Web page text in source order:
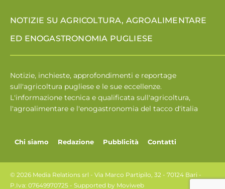
NOTIZIE SU AGRICOLTURA, AGROALIMENTARE
ED ENOGASTRONOMIA PUGLIESE
Notizie, inchieste, approfondimenti e reportage
sull'agricoltura pugliese e le sue eccellenze.
L'informazione tecnica e qualificata sull'agricoltura,
l'agroalimentare e l'enogastronomia del tacco d'italia
Chi siamo Redazione Pubblicità Contatti
© 2026 Media Relations srl - Via Marco Partipilo, 32 - 70124 Bari -
P.Iva: 07649970725 - Supported by Moviweb